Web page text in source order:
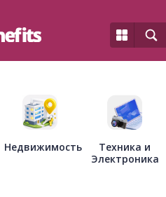
Недвижимость
Техника и
Электроника